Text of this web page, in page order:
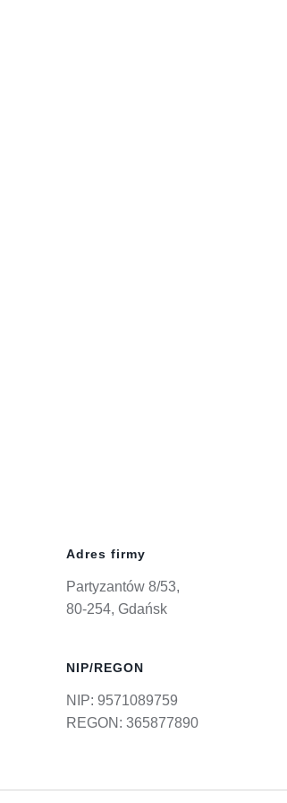
Adres firmy
Partyzantów 8/53,
80-254, Gdańsk
NIP/REGON
NIP: 9571089759
REGON: 365877890